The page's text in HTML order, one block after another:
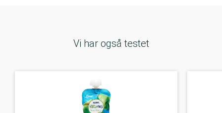
Vi har også testet